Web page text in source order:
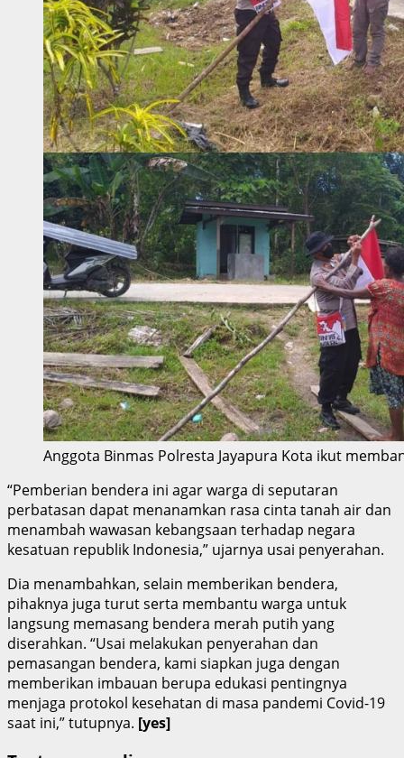
Anggota Binmas Polresta Jayapura Kota ikut
“Pemberian bendera ini agar warga di seputaran
perbatasan dapat menanamkan rasa cinta tanah air dan
menambah wawasan kebangsaan terhadap negara
kesatuan republik Indonesia,” ujarnya usai penyerahan.
Dia menambahkan, selain memberikan bendera,
pihaknya juga turut serta membantu warga untuk
langsung memasang bendera merah putih yang
diserahkan. “Usai melakukan penyerahan dan
pemasangan bendera, kami siapkan juga dengan
memberikan imbauan berupa edukasi pentingnya
menjaga protokol kesehatan di masa pandemi Covid-19
saat ini,” tutupnya. [yes]